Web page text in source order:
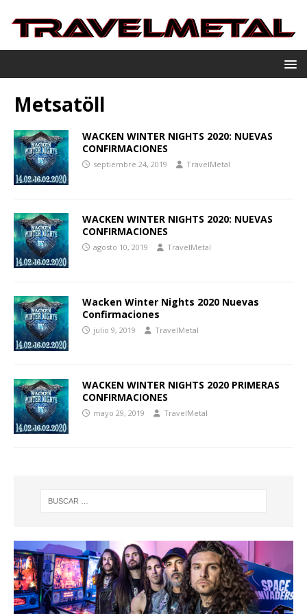
Metsatöll
WACKEN WINTER NIGHTS 2020: NUEVAS
CONFIRMACIONES
septiembre 24, 2019 TravelMetal
WACKEN WINTER NIGHTS 2020: NUEVAS
CONFIRMACIONES
agosto 10, 2019 TravelMetal
Wacken Winter Nights 2020 Nuevas
Confirmaciones
julio 9, 2019 TravelMetal
WACKEN WINTER NIGHTS 2020 PRIMERAS
CONFIRMACIONES
mayo 29, 2019 TravelMetal